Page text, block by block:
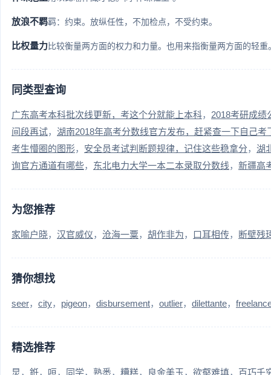
放浪不羁羁：约束。放纵任性，不加检点，不受约束。
比权量力比较衡量两方面的权力和力量。也用来指衡量两方面的轻重
同类型查询
广东高考本科批次线更新，考这个分就能上本科
2018考研成绩
间段再试
湖南2018年高考分数线官方发布，赶紧查一下自己考
考生懵圈的图形
安全员考试判断题规律，记住这些稳拿分
湖
询官方通道有哪些
东北电力大学一本二本录取分数线 新疆高
为您推荐
家喻户晓 汉官威仪 沧海一粟 胡作非为 口耳相传 断壁残
猜你想找
seer city pigeon disbursement outlier dilettante
精选推荐
炅 銋 咺 同学 熟悉 糟糕 良金美玉 欲壑难填 百巧千